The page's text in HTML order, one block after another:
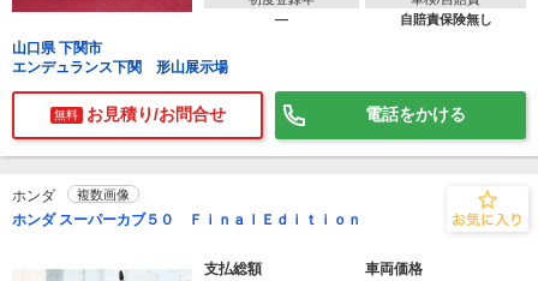
―
自賠責保険無し
山口県 下関市
エンデュランス下関 形山展示場
無料 お見積り/お問合せ 電話をかける
ホンダ 複数画像
ホンダ スーパーカブ５０ ＦｉｎａｌＥｄｉｔｉｏｎ
支払総額 車両価格